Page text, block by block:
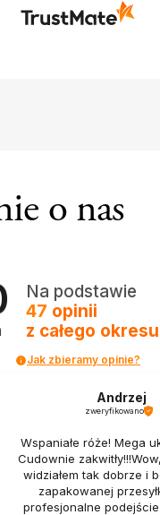
o nas
Na podstawie
47 opinii
z całego okresu
Jak zbieramy opinie?
Andrzej
zweryfikowano
Wspaniałe róże! Mega
Cudownie
widziałem tak dobrze i
zapakowanej
profesjonalne podejście